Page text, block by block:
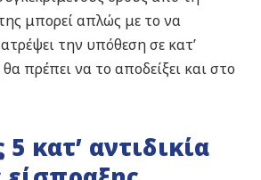
μπορεί απλώς με το να
την υπόθεση σε κατ’
πρέπει να το αποδείξει και στο
κατ’ αντιδικία